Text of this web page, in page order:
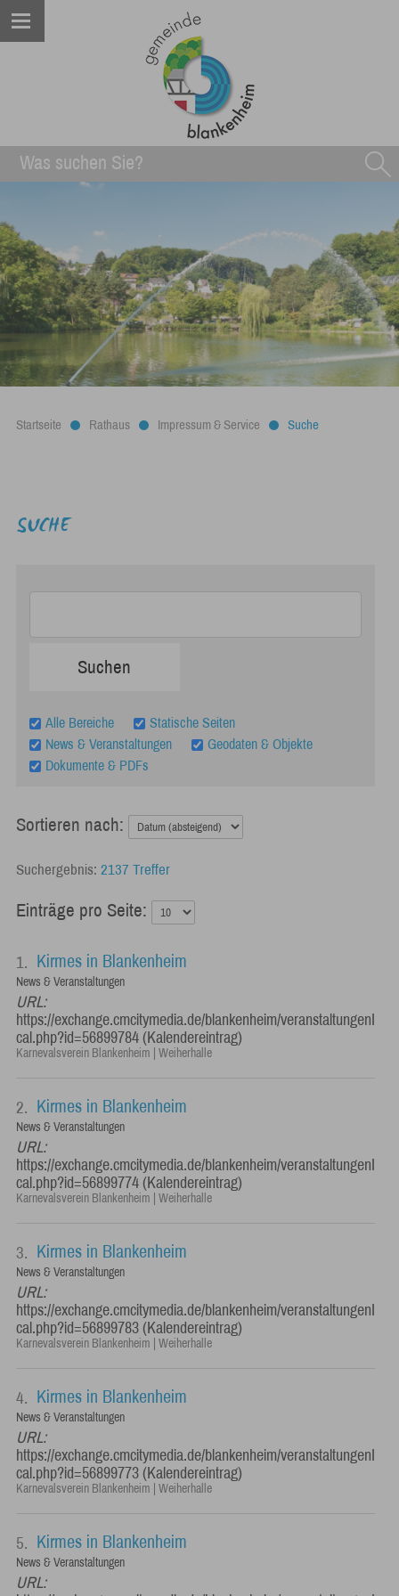
Startseite Rathaus Impressum & Service Suche
SUCHE
Alle Bereiche
Statische Seiten
News & Veranstaltungen
Geodaten & Objekte
Dokumente & PDFs
Sortieren nach:
2137 Treffer
Einträge pro Seite:
1. Kirmes in Blankenheim
News & Veranstaltungen
URL:
https://exchange.cmcitymedia.de/blankenheim/veranstaltungenI
cal.php?id=56899784 (Kalendereintrag)
Karnevalsverein Blankenheim | Weiherhalle
2. Kirmes in Blankenheim
News & Veranstaltungen
URL:
https://exchange.cmcitymedia.de/blankenheim/veranstaltungenI
cal.php?id=56899774 (Kalendereintrag)
Karnevalsverein Blankenheim | Weiherhalle
3. Kirmes in Blankenheim
News & Veranstaltungen
URL:
https://exchange.cmcitymedia.de/blankenheim/veranstaltungenI
cal.php?id=56899783 (Kalendereintrag)
Karnevalsverein Blankenheim | Weiherhalle
4. Kirmes in Blankenheim
News & Veranstaltungen
URL:
https://exchange.cmcitymedia.de/blankenheim/veranstaltungenI
cal.php?id=56899773 (Kalendereintrag)
Karnevalsverein Blankenheim | Weiherhalle
5. Kirmes in Blankenheim
News & Veranstaltungen
URL: